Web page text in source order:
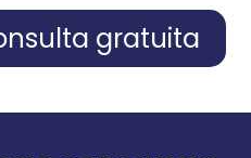
gratuita